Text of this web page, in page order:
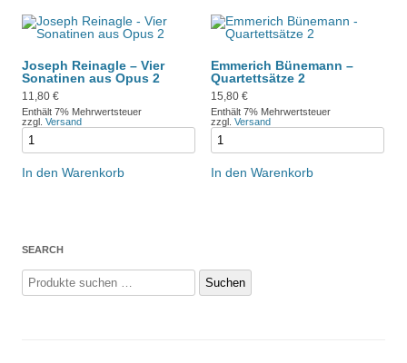
Joseph Reinagle – Vier
Sonatinen aus Opus 2
11,80 €
Enthält 7% Mehrwertsteuer
zzgl. Versand
In den Warenkorb
Emmerich Bünemann –
Quartettsätze 2
15,80 €
Enthält 7% Mehrwertsteuer
zzgl. Versand
In den Warenkorb
SEARCH
Suchen
nach:
Suchen